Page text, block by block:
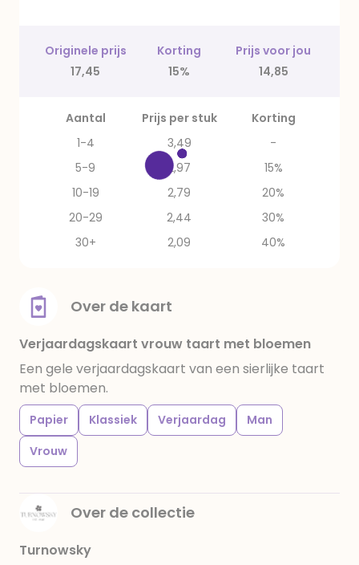
Originele prijs Korting
Prijs voor jou
17,45
15% 14,85
Aantal Prijs per stuk
Korting
1-4
3,49
-
5-9
2,97
15%
10-19
2,79
20%
20-29
2,44
30%
30+
2,09 40%
Over de kaart
Verjaardagskaart vrouw taart met bloemen
Een gele verjaardagskaart van een sierlijke taart
met bloemen.
Papier Klassiek Verjaardag
Man
Vrouw
Over de collectie
Turnowsky